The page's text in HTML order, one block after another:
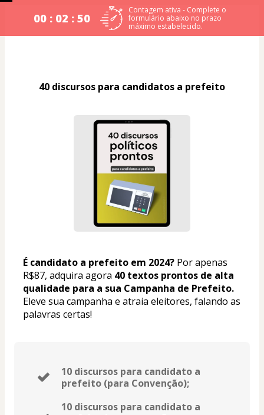
00 : 02 : 50
Contagem ativa - Complete o
formulário abaixo no prazo
máximo estabelecido.
40 discursos para candidatos a prefeito
É candidato a prefeito em 2024? Por apenas
R$87, adquira agora 40 textos prontos de alta
Eleve sua campanha e atraia eleitores, falando as
palavras certas!
10 discursos para candidato a
prefeito (para Convenção);
10 discursos para candidato a